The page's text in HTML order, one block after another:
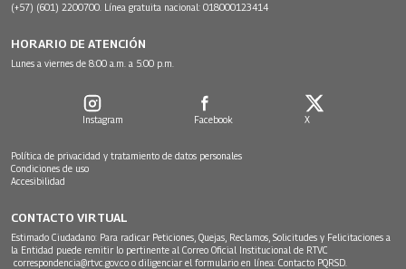
(+57) (601) 2200700. Línea gratuita nacional: 018000123414
HORARIO DE ATENCIÓN
Lunes a viernes de 8:00 a.m. a 5:00 p.m.
Instagram Facebook X
Política de privacidad y tratamiento de datos personales
Condiciones de uso
Accesibilidad
CONTACTO VIRTUAL
Estimado Ciudadano: Para radicar Peticiones, Quejas, Reclamos, Solicitudes y Felicitaciones a
la Entidad puede remitir lo pertinente al Correo Oficial Institucional de RTVC
correspondencia@rtvc.gov.co o diligenciar el formulario en línea: Contacto PQRSD.